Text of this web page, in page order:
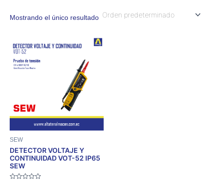
Mostrando el único resultado
SEW
DETECTOR VOLTAJE Y
CONTINUIDAD VOT-52 IP65
SEW